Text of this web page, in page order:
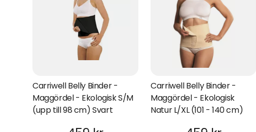
Carriwell Belly Binder -
Maggördel - Ekologisk S/M
(upp till 98 cm) Svart
Carriwell Belly Binder -
Maggördel - Ekologisk
Natur L/XL (101 - 140 cm)